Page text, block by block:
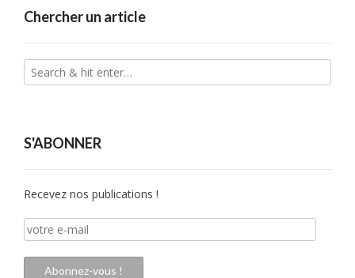
Chercher un article
S'ABONNER
Recevez nos publications !
votre
e-
mail
Abonnez-vous !